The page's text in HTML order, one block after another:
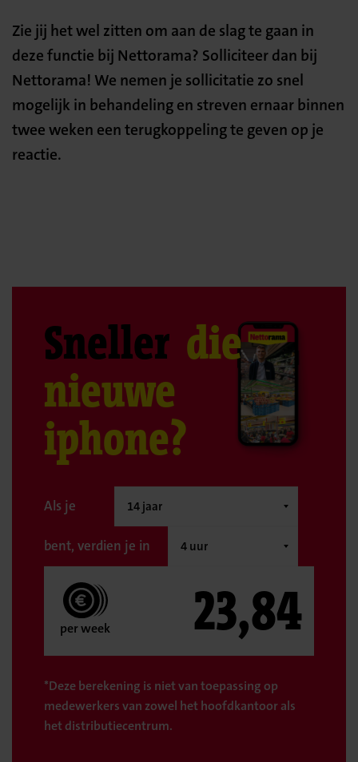
Zie jij het wel zitten om aan de slag te gaan in
deze functie bij Nettorama? Solliciteer dan bij
Nettorama! We nemen je sollicitatie zo snel
mogelijk in behandeling en streven ernaar binnen
twee weken een terugkoppeling te geven op je
reactie.
Sneller die
nieuwe
iphone?
Als je
bent, verdien je in
per week 23,84
*Deze berekening is niet van toepassing op
medewerkers van zowel het hoofdkantoor als
het distributiecentrum.